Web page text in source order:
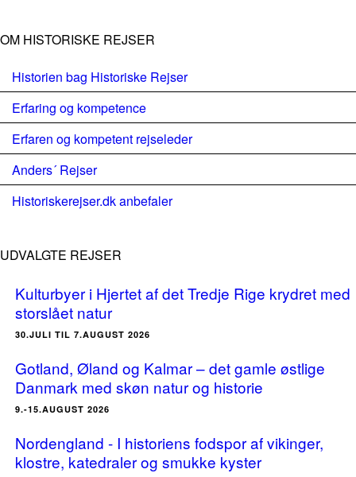
OM HISTORISKE REJSER
Historien bag Historiske Rejser
Erfaring og kompetence
Erfaren og kompetent rejseleder
Anders´ Rejser
Historiskerejser.dk anbefaler
UDVALGTE REJSER
Kulturbyer i Hjertet af det Tredje Rige krydret med
storslået natur
30.JULI TIL 7.AUGUST 2026
Gotland, Øland og Kalmar – det gamle østlige
Danmark med skøn natur og historie
9.-15.AUGUST 2026
Nordengland - I historiens fodspor af vikinger,
klostre, katedraler og smukke kyster